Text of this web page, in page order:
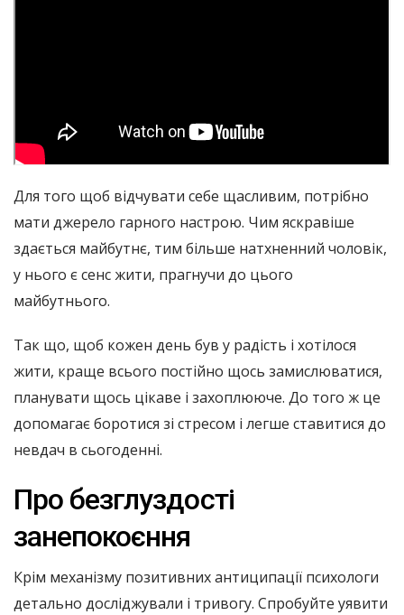
Для того щоб відчувати себе щасливим, потрібно
мати джерело гарного настрою. Чим яскравіше
здається майбутнє, тим більше натхненний чоловік,
у нього є сенс жити, прагнучи до цього
майбутнього.
Так що, щоб кожен день був у радість і хотілося
жити, краще всього постійно щось замислюватися,
планувати щось цікаве і захоплююче. До того ж це
допомагає боротися зі стресом і легше ставитися до
невдач в сьогоденні.
Про безглуздості
занепокоєння
Крім механізму позитивних антиципації психологи
детально досліджували і тривогу. Спробуйте уявити